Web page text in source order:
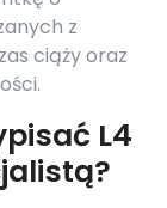
z
ciąży oraz
L4